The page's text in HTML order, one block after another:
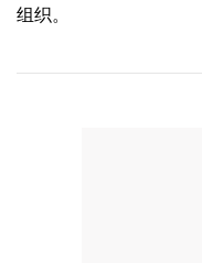
组织。